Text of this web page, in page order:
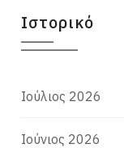
Ιστορικό
Ιούλιος 2026
Ιούνιος 2026